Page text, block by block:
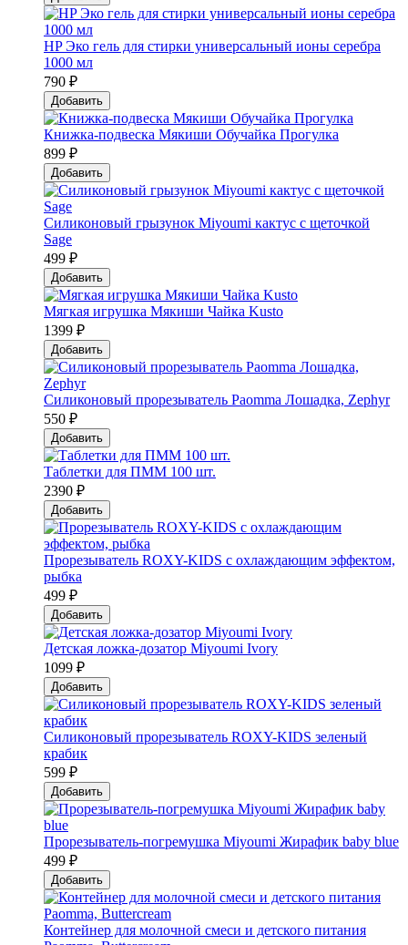
HP Эко гель для стирки универсальный ионы серебра
1000 мл
790 ₽
Добавить
Книжка-подвеска Мякиши Обучайка Прогулка
899 ₽
Добавить
Силиконовый грызунок Мiyoumi кактус с щеточкой
Sage
499 ₽
Добавить
Мягкая игрушка Мякиши Чайка Kusto
1399 ₽
Добавить
Силиконовый прорезыватель Paomma Лошадка, Zephyr
550 ₽
Добавить
Таблетки для ПММ 100 шт.
2390 ₽
Добавить
Прорезыватель ROXY-KIDS с охлаждающим эффектом,
рыбка
499 ₽
Добавить
Детская ложка-дозатор Мiyoumi Ivory
1099 ₽
Добавить
Силиконовый прорезыватель ROXY-KIDS зеленый
крабик
599 ₽
Добавить
Прорезыватель-погремушка Мiyoumi Жирафик baby blue
499 ₽
Добавить
Контейнер для молочной смеси и детского питания